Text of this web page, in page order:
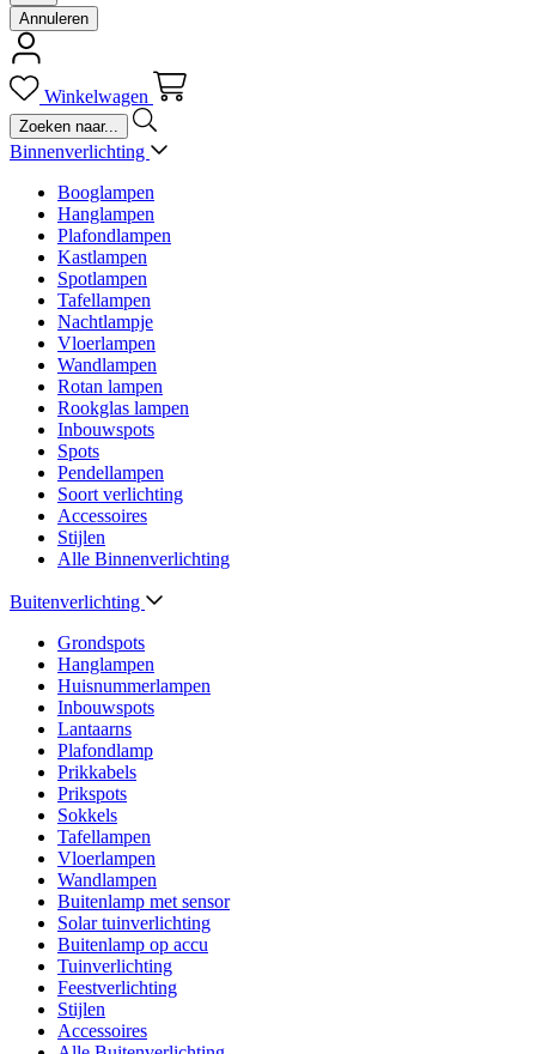
Annuleren
Winkelwagen
Binnenverlichting
Booglampen
Hanglampen
Plafondlampen
Kastlampen
Spotlampen
Tafellampen
Nachtlampje
Vloerlampen
Wandlampen
Rotan lampen
Rookglas lampen
Inbouwspots
Spots
Pendellampen
Soort verlichting
Accessoires
Stijlen
Alle Binnenverlichting
Buitenverlichting
Grondspots
Hanglampen
Huisnummerlampen
Inbouwspots
Lantaarns
Plafondlamp
Prikkabels
Prikspots
Sokkels
Tafellampen
Vloerlampen
Wandlampen
Buitenlamp met sensor
Solar tuinverlichting
Buitenlamp op accu
Tuinverlichting
Feestverlichting
Stijlen
Accessoires